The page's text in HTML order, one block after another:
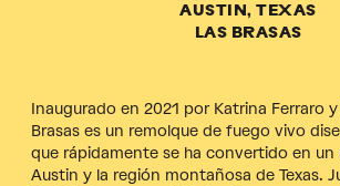
AUSTIN, TEXAS
LAS BRASAS
Inaugurado en 2021 por Katrina Ferraro
Brasas es un remolque de fuego vivo
que rápidamente se ha convertido en un
Austin y la región montañosa de Texas.